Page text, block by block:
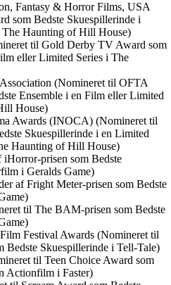
Fantasy & Horror Films, USA
som Bedste Skuespillerinde i
The Haunting of Hill House)
til Gold Derby TV Award som
eller Limited Series i The
(Nomineret til OFTA
Ensemble i en Film eller Limited
House)
Awards (INOCA) (Nomineret til
Skuespillerinde i en Limited
Haunting of Hill House)
prisen som Bedste
i Geralds Game)
af Fright Meter-prisen som Bedste
til The BAM-prisen som Bedste
Festival Awards (Nomineret til
Bedste Skuespillerinde i Tell-Tale)
til Teen Choice Award som
Actionfilm i Faster)